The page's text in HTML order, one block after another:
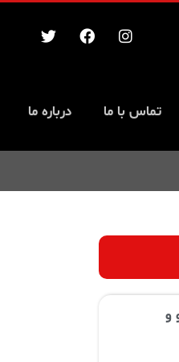
تماس با ما درباره ما
و